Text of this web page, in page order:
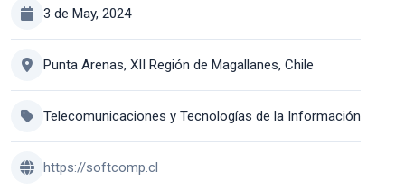
3 de May, 2024
Punta Arenas, XII Región de Magallanes, Chile
Telecomunicaciones y Tecnologías de la Información
https://softcomp.cl